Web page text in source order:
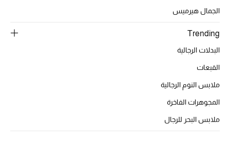
خصومات
ما وصلنا حديثاً
الموسم الجديد
ركن أناقة المنتجعات
حصريًا عبر الإنترنت
الجمال هيرميس
Trending
البدلات الرجالية
القبعات
ملابس النوم الرجالية
المجوهرات الفاخرة
ملابس البحر للرجال